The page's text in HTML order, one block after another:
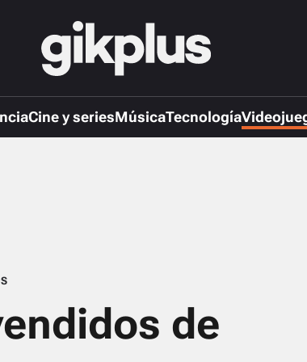
Cine y seriesMúsicaTecnología
de